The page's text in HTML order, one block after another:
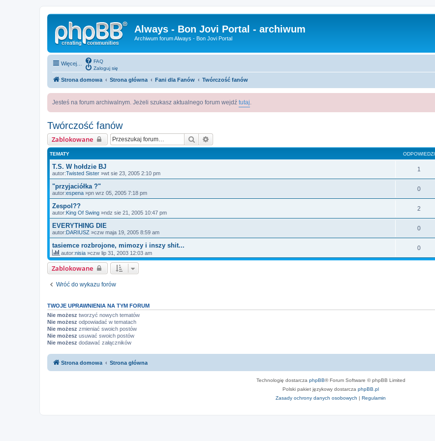
Always - Bon Jovi Portal - archiwum
Archiwum forum Always - Bon Jovi Portal
Więcej…
FAQ
Zaloguj się
Strona domowa Strona główna Fani dla Fanów Twórczość fanów
Jesteś na forum archiwalnym. Jeżeli szukasz aktualnego forum wejdź tutaj
Twórczość fanów
Zablokowane Szukaj
TEMATY ODPOWIEDZI
T.S. W hołdzie BJ
autor:Twisted Sister »wt sie 23, 2005 2:10 pm
1
"przyjaciółka ?"
autor:espena »pn wrz 05, 2005 7:18 pm
0
Zespol??
autor:King Of Swing »ndz sie 21, 2005 10:47 pm
2
EVERYTHING DIE
autor:DARIUSZ »czw maja 19, 2005 8:59 am
0
tasiemce rozbrojone, mimozy i inszy shit...
autor:nisia »czw lip 31, 2003 12:03 am
0
Zablokowane
Wróć do wykazu forów
TWOJE UPRAWNIENIA NA TYM FORUM
Nie możesz tworzyć nowych tematów
Nie możesz odpowiadać w tematach
Nie możesz zmieniać swoich postów
Nie możesz usuwać swoich postów
Nie możesz dodawać załączników
Strona domowa Strona główna
Technologię dostarcza phpBB® Forum Software © phpBB Limited
Polski pakiet językowy dostarcza phpBB.pl
Zasady ochrony danych osobowych | Regulamin